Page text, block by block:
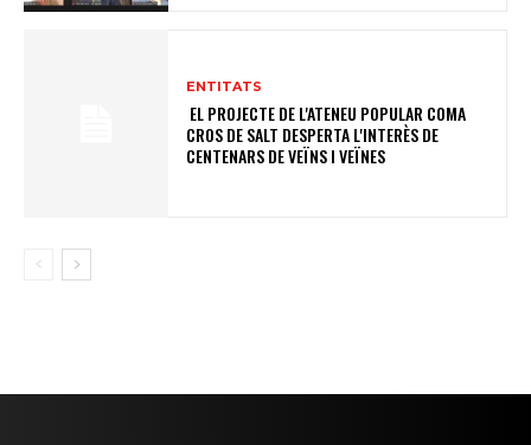
ENTITATS
​ ​​​​​​​​​​​EL PROJECTE DE L'ATENEU POPULAR COMA
CROS DE SALT DESPERTA L'INTERÈS DE
CENTENARS DE VEÏNS I VEÏNES